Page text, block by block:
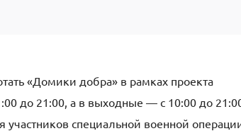
«Домики добра» в рамках проекта
до 21:00, а в выходные — с 10:00 до
специальной военной